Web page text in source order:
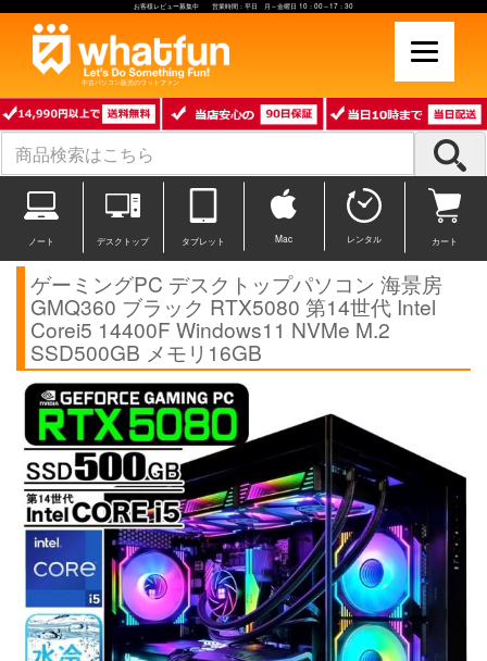
お客様レビュー募集中 営業時間：平日 月～金曜日 10：00～17：30
中古パソコン販売のワットファン
ノート デスクトップ タブレット Mac レンタル カート
ゲーミングPC デスクトップパソコン 海景房
GMQ360 ブラック RTX5080 第14世代 Intel
Corei5 14400F Windows11 NVMe M.2
SSD500GB メモリ16GB